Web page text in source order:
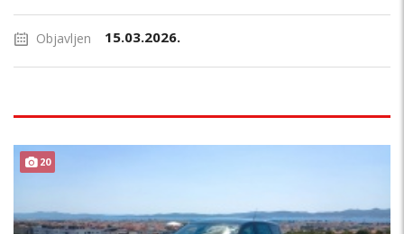
Objavljen 15.03.2026.
20